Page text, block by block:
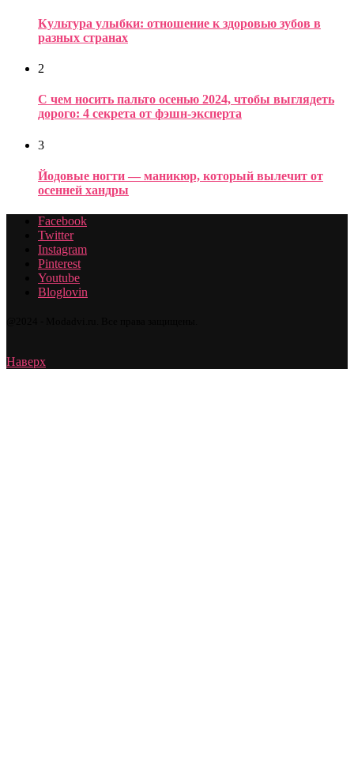
Культура улыбки: отношение к здоровью зубов в
разных странах
2
С чем носить пальто осенью 2024, чтобы выглядеть
дорого: 4 секрета от фэшн-эксперта
3
Йодовые ногти — маникюр, который вылечит от
осенней хандры
Facebook
Twitter
Instagram
Pinterest
Youtube
Bloglovin
Наверх